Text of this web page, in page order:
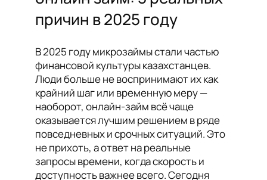
причин в 2025 году
В 2025 году микрозаймы стали частью
финансовой культуры казахстанцев.
Люди больше не воспринимают их как
крайний шаг или временную меру —
наоборот, онлайн-займ всё чаще
оказывается лучшим решением в ряде
повседневных и срочных ситуаций. Это
не прихоть, а ответ на реальные
запросы времени, когда скорость и
доступность важнее всего. Сегодня